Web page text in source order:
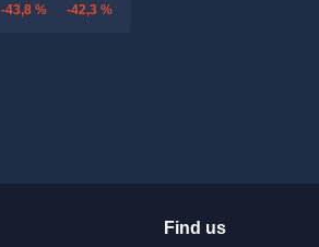
-43,8 % -42,3 %
Find us